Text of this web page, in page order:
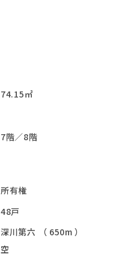
74.15㎡
7階／8階
所有権
48戸
深川第六 （ 650m ）
空